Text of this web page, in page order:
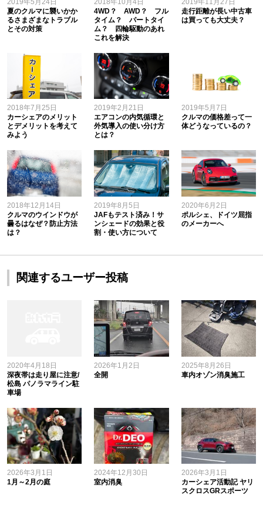
夏のクルマに襲いかか
るさまざまなトラブル
とその対策
4WD？ AWD？ フル
タイム？ パートタイ
ム？ 四輪駆動のあれ
これを解決
走行距離が長い中古車
は買っても大丈夫？
2018年7月25日
カーシェアのメリット
とデメリットを考えて
みよう
2019年2月21日
エアコンの内気循環と
外気導入の使い分け方
とは？
2019年5月7日
クルマの価格差って一
体どうなっているの？
2018年12月14日
クルマのウインドウが
曇るはなぜ？防止方法
は？
2019年8月5日
JAFもテスト済み！サ
ンシェードの効果と役
割・使い方について
2020年6月2日
ポルシェ、ドイツ屈指
のメーカーへ
関連するユーザー投稿
2020年4月18日
深夜帯は走り屋に注意/
松島 パノラマライン駐
車場
2026年1月2日
全開
2025年8月26日
車内オゾン消臭施工
2026年3月1日
1月～2月の庭
2024年12月30日
室内消臭
2026年3月1日
カーシェア活動記 ヤリ
スクロスGRスポーツ